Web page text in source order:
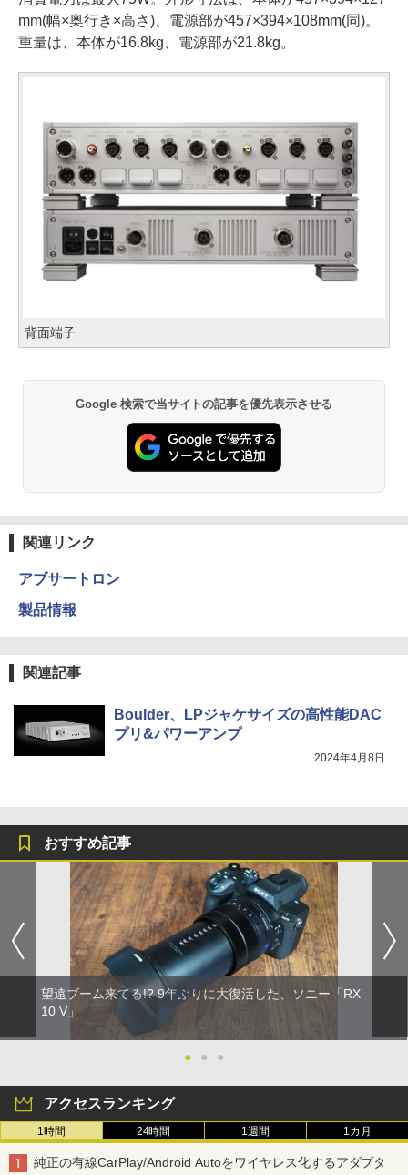
mm(幅×奥行き×高さ)、電源部が457×394×108mm(同)。
重量は、本体が16.8kg、電源部が21.8kg。
背面端子
Google 検索で当サイトの記事を優先表示させる
関連リンク
アブサートロン
製品情報
関連記事
Boulder、LPジャケサイズの高性能DAC
プリ&パワーアンプ
2024年4月8日
おすすめ記事
望遠ブーム来てる!? 9年ぶりに大復活した、ソニー「RX
10 V」
● ● ●
アクセスランキング
1時間 24時間 1週間 1カ月
純正の有線CarPlay/Android Autoをワイヤレス化するアダプタ